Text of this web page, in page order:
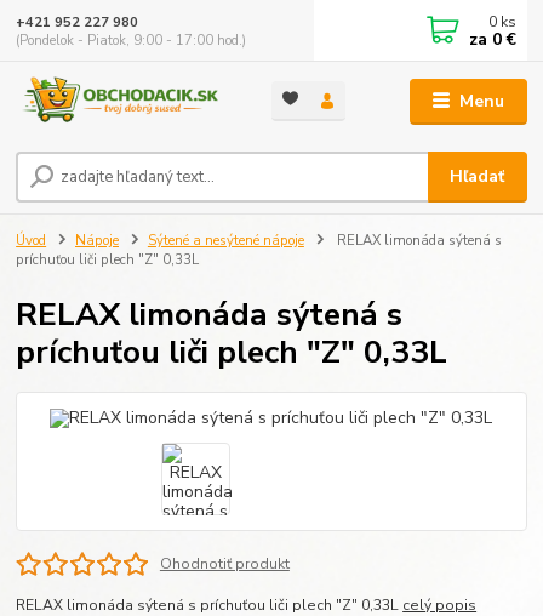
Menu
Hľadať
+421 952 227 980
(Pondelok - Piatok, 9:00 - 17:00 hod.)
0 ks
za 0 €
Úvod Nápoje Sýtené a nesýtené nápoje
RELAX limonáda sýtená s
príchuťou liči plech "Z" 0,33L
RELAX limonáda sýtená s
príchuťou liči plech "Z" 0,33L
Ohodnotiť produkt
RELAX limonáda sýtená s príchuťou liči plech "Z" 0,33L celý popis